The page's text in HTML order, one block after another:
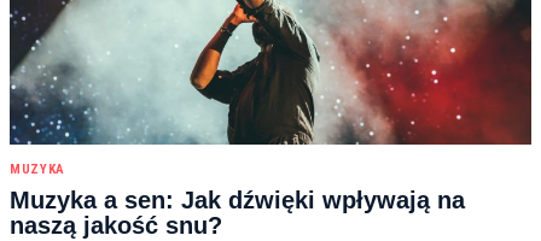
MUZYKA
Muzyka a sen: Jak dźwięki wpływają na
naszą jakość snu?